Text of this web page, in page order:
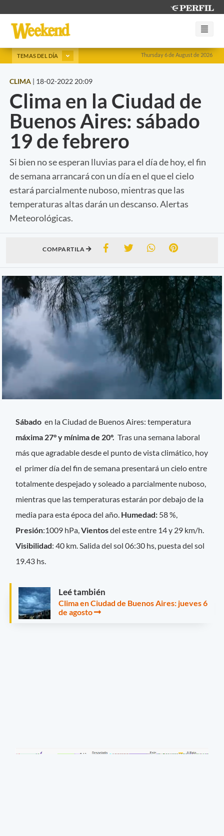
Thursday 6 de August de 2026
TEMAS DEL DÍA
CLIMA | 18-02-2022 20:09
Clima en la Ciudad de
Buenos Aires: sábado
19 de febrero
Si bien no se esperan lluvias para el día de hoy, el fin
de semana arrancará con un día en el que el cielo
estará parcialmente nuboso, mientras que las
temperaturas altas darán un descanso. Alertas
Meteorológicas.
COMPARTILA
Sábadoen la Ciudad de Buenos Aires: temperatura
máxima 27° y mínima de 20º.Tras una semana laboral
más que agradable desde el punto de vista climático, hoy
el primer día del fin de semana presentará un cielo entre
totalmente despejado y soleado a parcialmente nuboso,
mientras que las temperaturas estarán por debajo de la
media para esta época del año. Humedad: 58 %,
Presión:1009 hPa,Vientosdel este entre 14 y 29 km/h.
Visibilidad: 40 km. Salida del sol 06:30 hs, puesta del sol
19.43 hs.
Leé también
Clima en Ciudad de Buenos Aires: jueves 6
de agosto